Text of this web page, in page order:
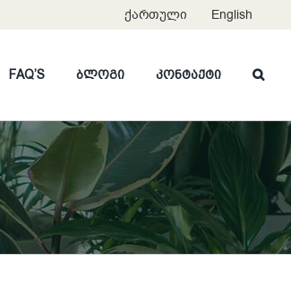
ქართული English
FAQ’S ბლოგი კონტაქტი